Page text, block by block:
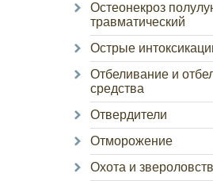
Остеонекроз
травматический
Острые
Отбеливание и
средства
Отвердители
Отморожение
Охота и